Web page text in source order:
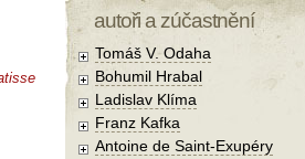
autoři a zúčastnění
Tomáš V. Odaha
Bohumil Hrabal
Ladislav Klíma
Franz Kafka
Antoine de Saint-Exupéry